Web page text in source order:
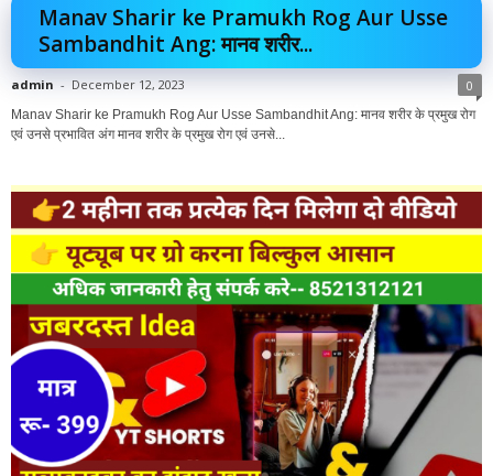
Manav Sharir ke Pramukh Rog Aur Usse
Sambandhit Ang: मानव शरीर...
admin - December 12, 2023 0
Manav Sharir ke Pramukh Rog Aur Usse Sambandhit Ang: मानव शरीर के प्रमुख रोग
एवं उनसे प्रभावित अंग मानव शरीर के प्रमुख रोग एवं उनसे...